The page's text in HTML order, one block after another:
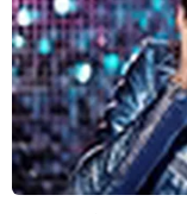
Triều-Trung
hiệu ứng từ
mạnh do các
trong năm
[Trung Quốc-
cầu mới qua